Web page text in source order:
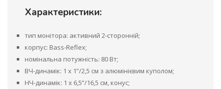
Характеристики:
тип монітора: активний 2-сторонній;
корпус: Bass-Reflex;
номінальна потужність: 80 Вт;
ВЧ-динамік: 1 x 1”/2,5 см з алюмінієвим куполом;
НЧ-динамік: 1 x 6,5”/16,5 см, конус;